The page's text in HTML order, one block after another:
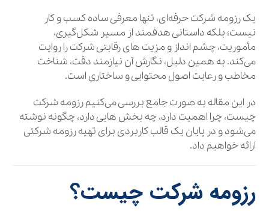
یک رزومه شرکت حرفه‌ای، تنها معرفی ساده کسب‌ و کار
نیست؛ بلکه داستانی هدفمند از مسیر شکل‌گیری،
مأموریت، چشم‌ انداز و مزیت‌ های رقابتی شرکت را روایت
می‌کند. به همین دلیل، نگارش آن نیازمند دقت، شناخت
مخاطب و رعایت اصول محتوایی و ساختاری است.
در این مقاله به‌ صورت جامع بررسی می‌کنیم رزومه شرکت
چیست، چرا اهمیت دارد، چه بخش‌ هایی دارد، چگونه نوشته
می‌شود و در پایان یک قالب کاربردی برای تهیه رزومه شرکتی
ارائه خواهیم داد.
رزومه شرکت چیست؟